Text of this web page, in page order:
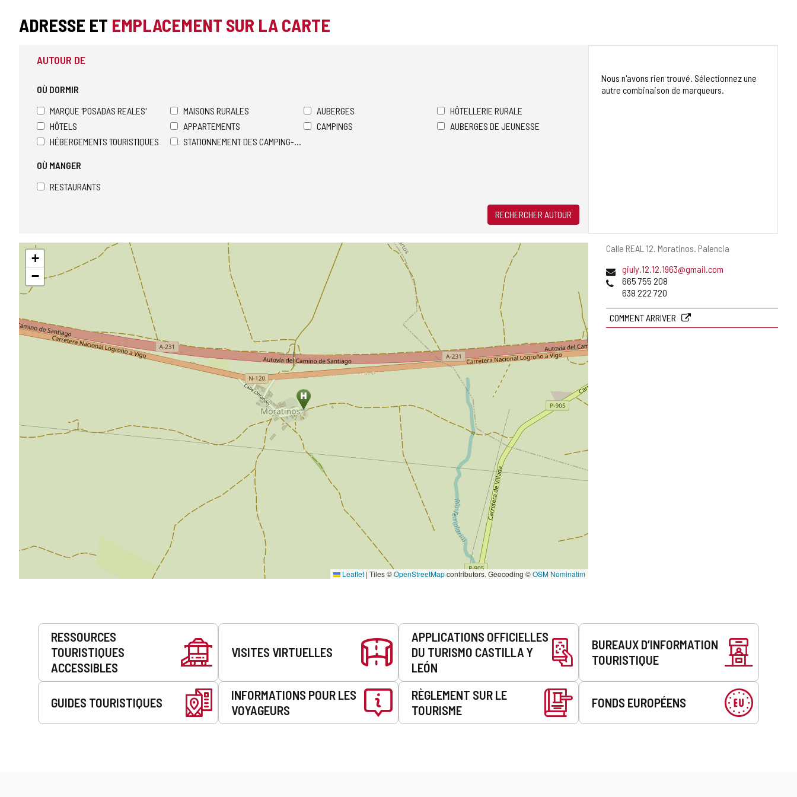
ADRESSE ET EMPLACEMENT SUR LA CARTE
Adresse
Calle REAL 12. Moratinos. Palencia
Adresse
de
courrier
giuly.12.12.1963@gmail.com
Téléphones
665 755 208
638 222 720
COMMENT ARRIVER
AUTOUR DE
OÙ DORMIR
MARQUE 'POSADAS REALES'
MAISONS RURALES AUBERGES
HÔTELLERIE RURALE
HÔTELS
APPARTEMENTS CAMPINGS
AUBERGES DE JEUNESSE
HÉBERGEMENTS TOURISTIQUES
STATIONNEMENT DES CAMPING-CARS
OÙ MANGER
RESTAURANTS
RECHERCHER AUTOUR
Nous n'avons rien trouvé. Sélectionnez une
autre combinaison de marqueurs.
Sauter
+
−
Leaflet | Tiles ©OpenStreetMapcontributors. Geocoding ©OSM Nominatim
Prestations
RESSOURCES
TOURISTIQUES
ACCESSIBLES
VISITES VIRTUELLES
APPLICATIONS OFFICIELLES
DU TURISMO CASTILLA Y
LEÓN
BUREAUX D’INFORMATION
TOURISTIQUE
GUIDES TOURISTIQUES
INFORMATIONS POUR LES
VOYAGEURS
RÈGLEMENT SUR LE
TOURISME
FONDS EUROPÉENS